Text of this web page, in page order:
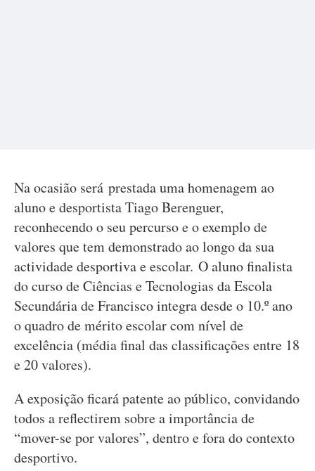
Na ocasião será prestada uma homenagem ao
aluno e desportista Tiago Berenguer,
reconhecendo o seu percurso e o exemplo de
valores que tem demonstrado ao longo da sua
actividade desportiva e escolar. O aluno finalista
do curso de Ciências e Tecnologias da Escola
Secundária de Francisco integra desde o 10.º ano
o quadro de mérito escolar com nível de
excelência (média final das classificações entre 18
e 20 valores).
A exposição ficará patente ao público, convidando
todos a reflectirem sobre a importância de
“mover-se por valores”, dentro e fora do contexto
desportivo.